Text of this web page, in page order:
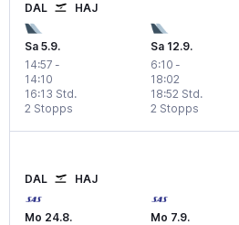
DAL HAJ
Sa 5.9.
14:57 -
14:10
2 Stopps
16:13 Std.
Sa 12.9.
6:10 -
18:02
2 Stopps
18:52 Std.
DAL HAJ
Mo 24.8.
Mo 7.9.